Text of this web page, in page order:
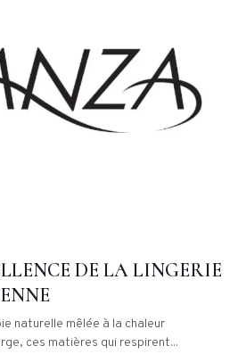
DE LA LINGERIE
naturelle mêlée à la chaleur
ces matières qui respirent...